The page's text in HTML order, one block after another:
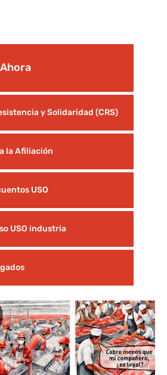
y Solidaridad (CRS)
la Afiliación
USO
USO industria